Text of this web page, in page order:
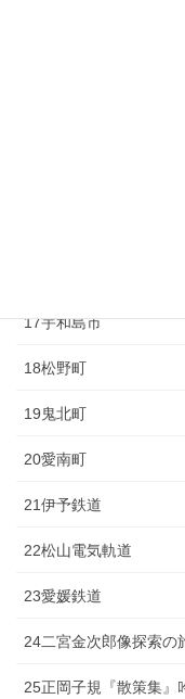
17宇和島市
18松野町
19鬼北町
20愛南町
21伊予鉄道
22松山電気軌道
23愛媛鉄道
24二宮金次郎像探索の
25正岡子規『散策集』